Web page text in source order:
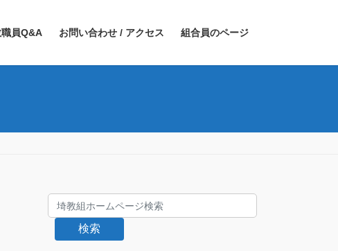
員Q&A お問い合わせ / アクセス 組合員のページ
検索